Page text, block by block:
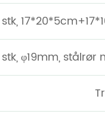
φ19mm,